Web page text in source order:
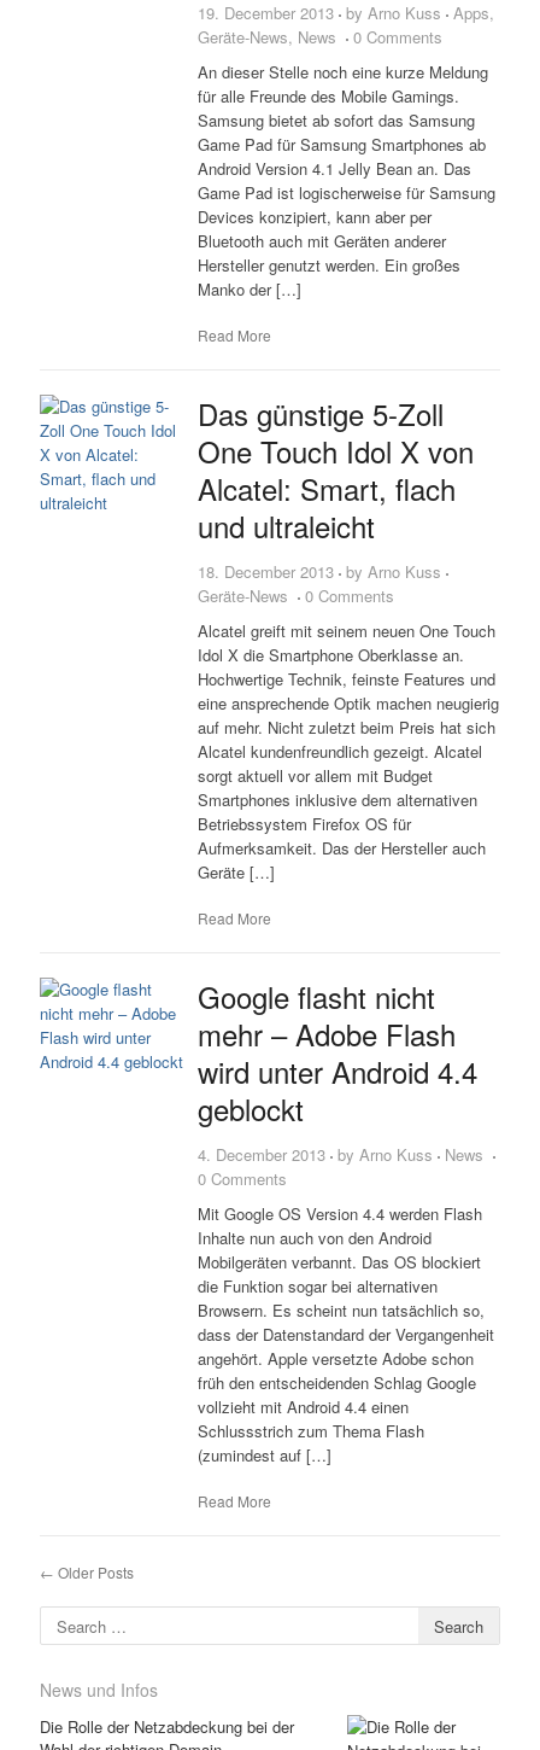
19. December 2013 by Arno Kuss Apps,
Geräte-News, News
0 Comments
An dieser Stelle noch eine kurze Meldung
für alle Freunde des Mobile Gamings.
Samsung bietet ab sofort das Samsung
Game Pad für Samsung Smartphones ab
Android Version 4.1 Jelly Bean an. Das
Game Pad ist logischerweise für Samsung
Devices konzipiert, kann aber per
Bluetooth auch mit Geräten anderer
Hersteller genutzt werden. Ein großes
Manko der […]
Read More
Das günstige 5-Zoll
One Touch Idol X von
Alcatel: Smart, flach
und ultraleicht
18. December 2013 by Arno Kuss
Geräte-News
0 Comments
Alcatel greift mit seinem neuen One Touch
Idol X die Smartphone Oberklasse an.
Hochwertige Technik, feinste Features und
eine ansprechende Optik machen neugierig
auf mehr. Nicht zuletzt beim Preis hat sich
Alcatel kundenfreundlich gezeigt. Alcatel
sorgt aktuell vor allem mit Budget
Smartphones inklusive dem alternativen
Betriebssystem Firefox OS für
Aufmerksamkeit. Das der Hersteller auch
Geräte […]
Read More
Google flasht nicht
mehr – Adobe Flash
wird unter Android 4.4
geblockt
4. December 2013 by Arno Kuss
News
0 Comments
Mit Google OS Version 4.4 werden Flash
Inhalte nun auch von den Android
Mobilgeräten verbannt. Das OS blockiert
die Funktion sogar bei alternativen
Browsern. Es scheint nun tatsächlich so,
dass der Datenstandard der Vergangenheit
angehört. Apple versetzte Adobe schon
früh den entscheidenden Schlag Google
vollzieht mit Android 4.4 einen
Schlussstrich zum Thema Flash
(zumindest auf […]
Read More
← Older Posts
Search for:
News und Infos
Die Rolle der Netzabdeckung bei der